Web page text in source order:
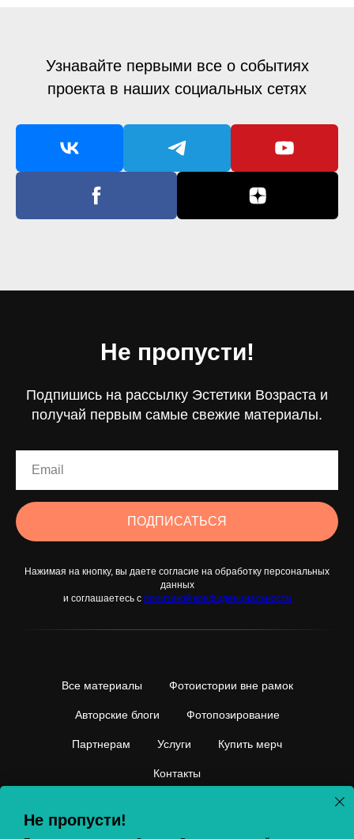
Не пропусти!
Узнавайте первыми все о событиях
проекта в наших социальных сетях
Не пропусти!
Подпишись на рассылку Эстетики Возраста и
получай первым самые свежие материалы.
ПОДПИСАТЬСЯ
Нажимая на кнопку, вы даете согласие на обработку персональных
данных
и соглашаетесь c политикой конфиденциальности
Все материалы Фотоистории вне рамок
Авторские блоги Фотопозирование
Партнерам Услуги Купить мерч
Контакты